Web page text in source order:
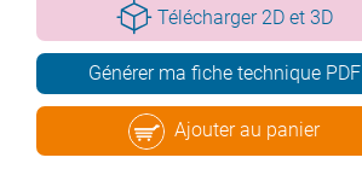
Télécharger 2D et 3D
Générer ma fiche technique PDF
Ajouter au panier